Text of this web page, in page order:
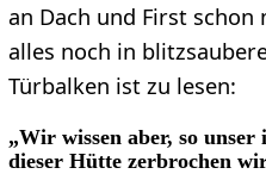
an Dach und First
alles noch in
Türbalken ist zu lesen:
„Wir wissen aber, so unser
dieser Hütte zerbrochen